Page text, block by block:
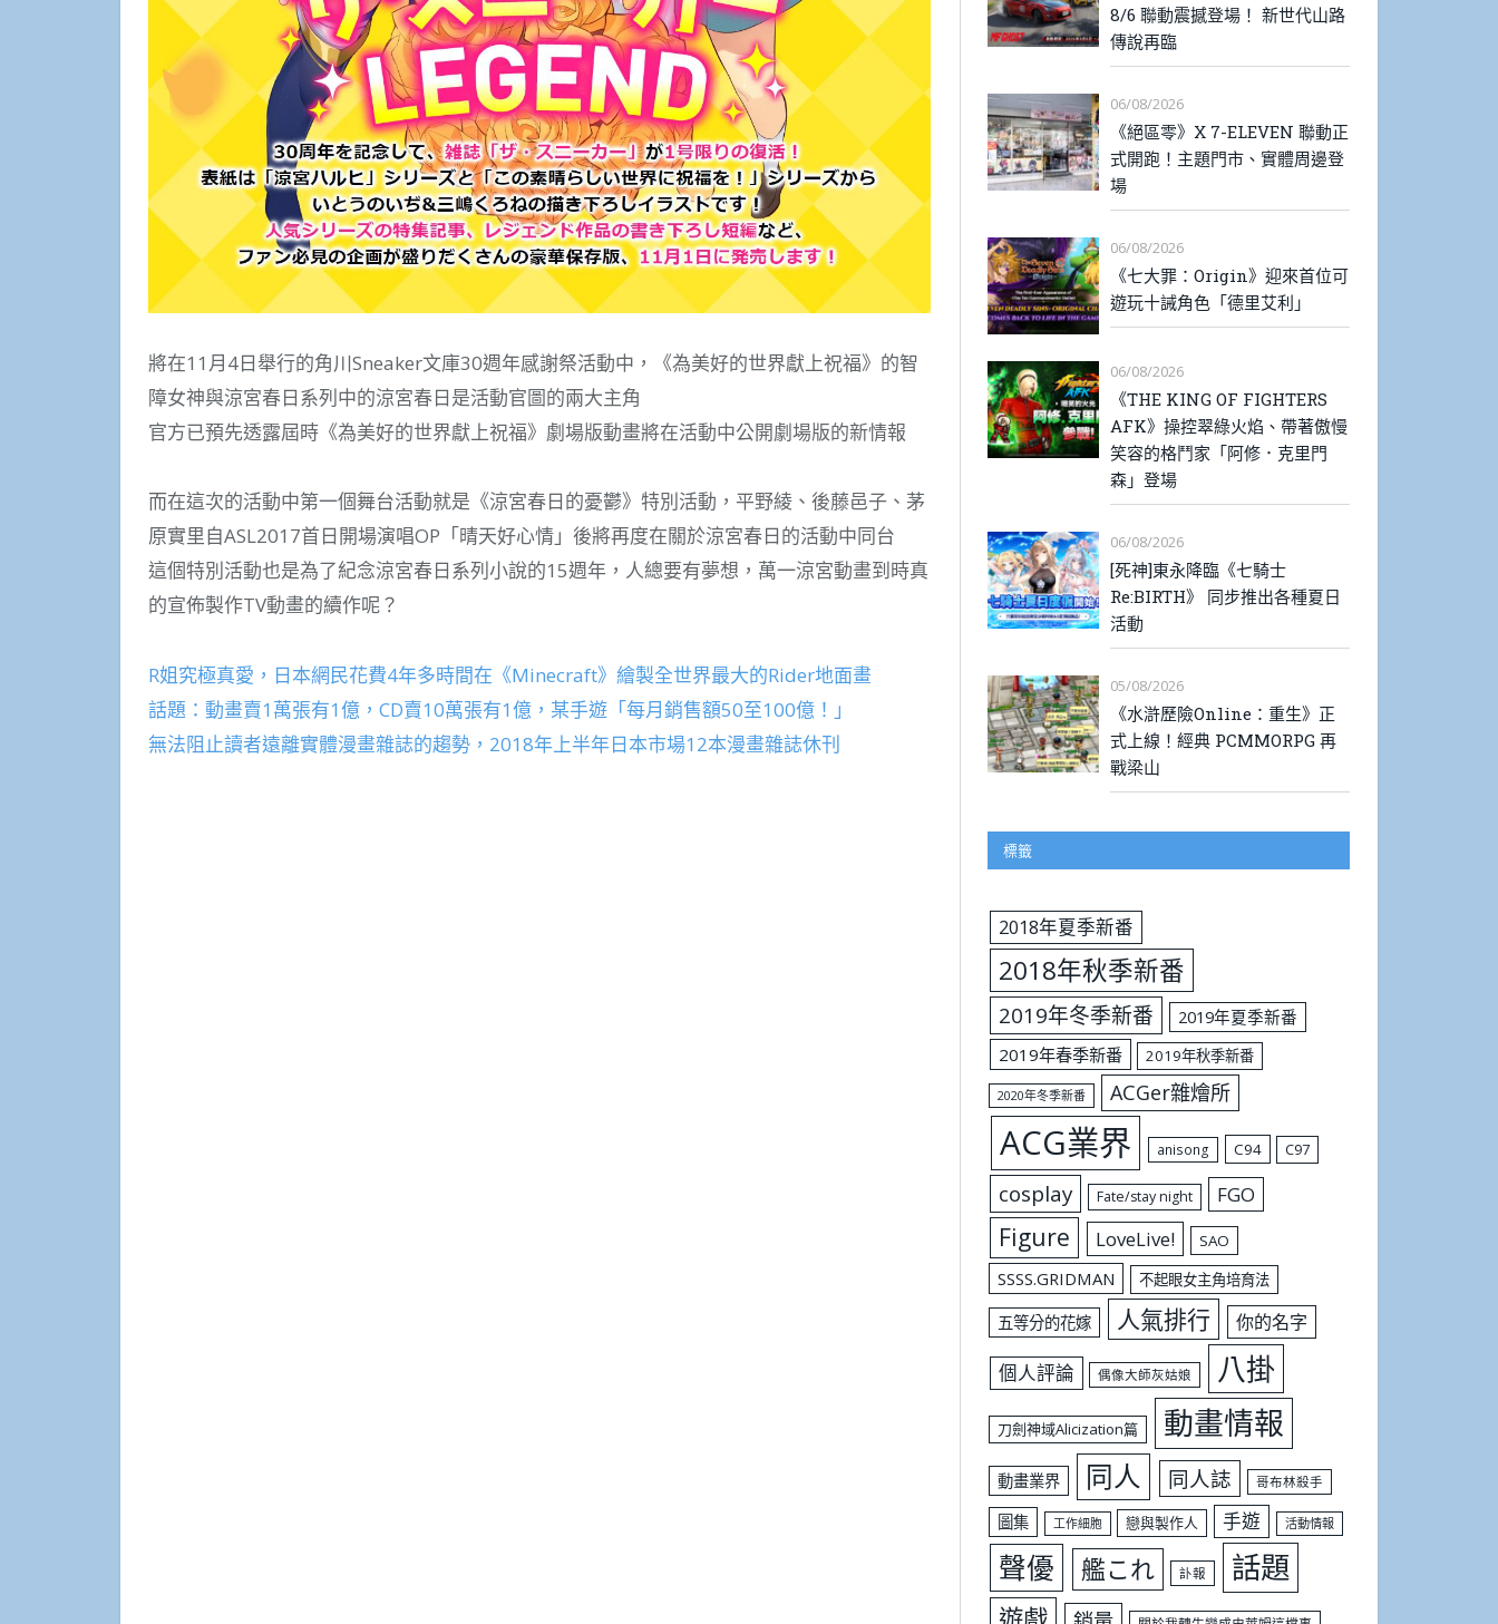
將在11月4日舉行的角川Sneaker文庫30週年感謝祭活動中，《為美好的世界獻上祝福》的智
障女神與涼宮春日系列中的涼宮春日是活動官圖的兩大主角
官方已預先透露屆時《為美好的世界獻上祝福》劇場版動畫將在活動中公開劇場版的新情報
而在這次的活動中第一個舞台活動就是《涼宮春日的憂鬱》特別活動，平野綾、後藤邑子、茅
原實里自ASL2017首日開場演唱OP「晴天好心情」後將再度在關於涼宮春日的活動中同台
這個特別活動也是為了紀念涼宮春日系列小說的15週年，人總要有夢想，萬一涼宮動畫到時真
的宣佈製作TV動畫的續作呢？
R姐究極真愛，日本網民花費4年多時間在《Minecraft》繪製全世界最大的Rider地面畫
話題：動畫賣1萬張有1億，CD賣10萬張有1億，某手遊「每月銷售額50至100億！」
無法阻止讀者遠離實體漫畫雜誌的趨勢，2018年上半年日本市場12本漫畫雜誌休刊
8/6 聯動震撼登場！ 新世代山路
傳說再臨
06/08/2026
《絕區零》X 7-ELEVEN 聯動正
式開跑！主題門市、實體周邊登
場
06/08/2026
《七大罪：Origin》迎來首位可
遊玩十誡角色「德里艾利」
06/08/2026
《THE KING OF FIGHTERS
AFK》操控翠綠火焰、帶著傲慢
笑容的格鬥家「阿修．克里門
森」登場
06/08/2026
[死神]東永降臨《七騎士
Re:BIRTH》 同步推出各種夏日
活動
05/08/2026
《水滸歷險Online：重生》正
式上線！經典 PCMMORPG 再
戰梁山
標籤
2018年夏季新番
2018年秋季新番
2019年冬季新番
2019年夏季新番
2019年春季新番
2019年秋季新番
2020年冬季新番 ACGer雜燴所
ACG業界 anisong C94 C97
cosplay Fate/stay night FGO
Figure LoveLive! SAO
SSSS.GRIDMAN 不起眼女主角培育法
五等分的花嫁 人氣排行 你的名字
個人評論 偶像大師灰姑娘 八掛
刀劍神域Alicization篇 動畫情報
動畫業界 同人 同人誌 哥布林殺手
圖集 工作細胞 戀與製作人 手遊 活動情報
聲優 艦これ 訃報 話題